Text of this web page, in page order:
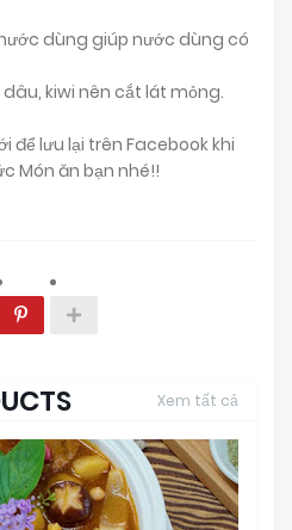
dùng giúp nước dùng có
kiwi nên cắt lát mỏng.
để lưu lại trên Facebook khi
Món ăn bạn nhé!!
Xem tất cả